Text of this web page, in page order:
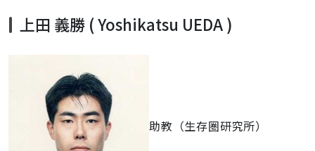
上田 義勝 ( Yoshikatsu UEDA )
助教（生存圏研究所）